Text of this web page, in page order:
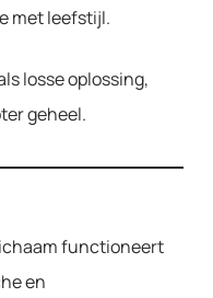
met leefstijl.
losse oplossing,
geheel.
functioneert
en